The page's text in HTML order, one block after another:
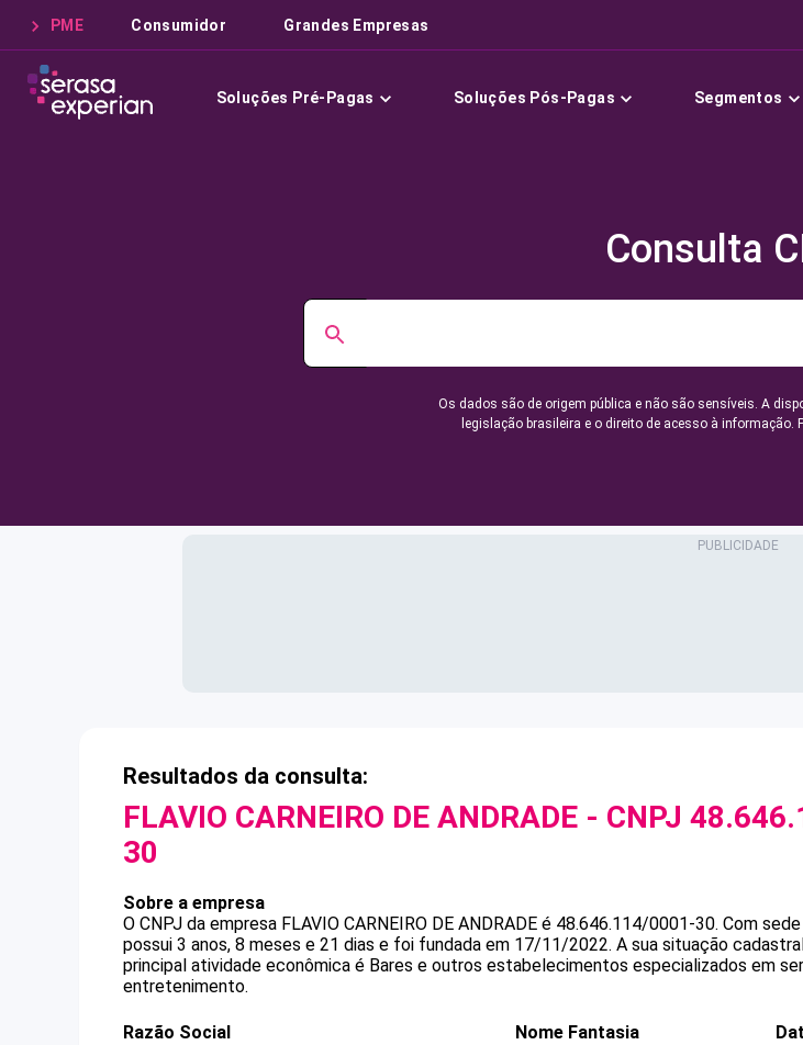
PME Consumidor Grandes Empresas
Soluções Pré-Pagas Soluções Pós-Pagas Segmentos
Consulta
Os dados são de origem pública e não são sensíveis. A
legislação brasileira e o direito de acesso à informação.
Resultados da consulta:
FLAVIO CARNEIRO DE ANDRADE - CNPJ
30
Sobre a empresa
O CNPJ da empresa FLAVIO CARNEIRO DE ANDRADE é 48.646.114/0001-30. Com sede
possui 3 anos, 8 meses e 21 dias e foi fundada em 17/11/2022. A sua situação
principal atividade econômica é Bares e outros estabelecimentos especializados em
entretenimento.
Razão Social
Nome Fantasia